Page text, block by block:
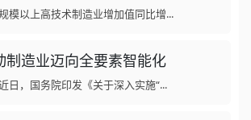
以上高技术制造业增加值同比增...
制造业迈向全要素智能化
，国务院印发《关于深入实施“...